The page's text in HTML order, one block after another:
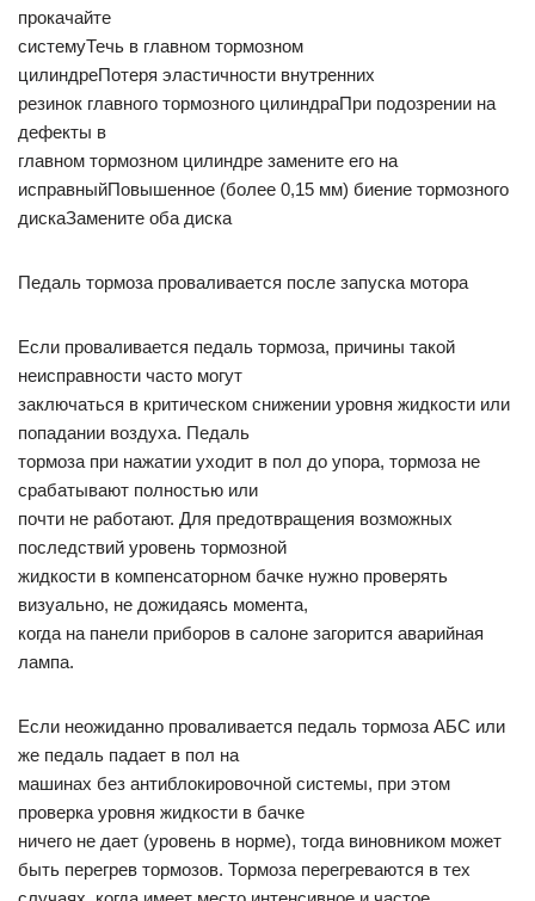
прокачайте
системуТечь в главном тормозном
цилиндреПотеря эластичности внутренних
резинок главного тормозного цилиндраПри подозрении на
дефекты в
главном тормозном цилиндре замените его на
исправныйПовышенное (более 0,15 мм) биение тормозного
дискаЗамените оба диска
Педаль тормоза проваливается после запуска мотора
Если проваливается педаль тормоза, причины такой
неисправности часто могут
заключаться в критическом снижении уровня жидкости или
попадании воздуха. Педаль
тормоза при нажатии уходит в пол до упора, тормоза не
срабатывают полностью или
почти не работают. Для предотвращения возможных
последствий уровень тормозной
жидкости в компенсаторном бачке нужно проверять
визуально, не дожидаясь момента,
когда на панели приборов в салоне загорится аварийная
лампа.
Если неожиданно проваливается педаль тормоза АБС или
же педаль падает в пол на
машинах без антиблокировочной системы, при этом
проверка уровня жидкости в бачке
ничего не дает (уровень в норме), тогда виновником может
быть перегрев тормозов. Тормоза перегреваются в тех